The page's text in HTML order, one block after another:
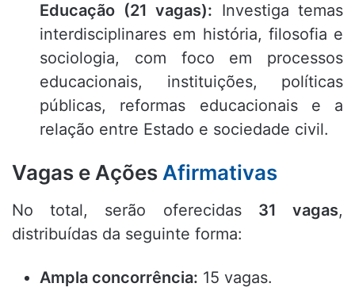
Educação (21 vagas): Investiga temas
interdisciplinares em história, filosofia e
sociologia, com foco em processos
educacionais, instituições, políticas
públicas, reformas educacionais e a
relação entre Estado e sociedade civil.
Vagas e Ações Afirmativas
No total, serão oferecidas 31 vagas,
distribuídas da seguinte forma:
Ampla concorrência: 15 vagas.